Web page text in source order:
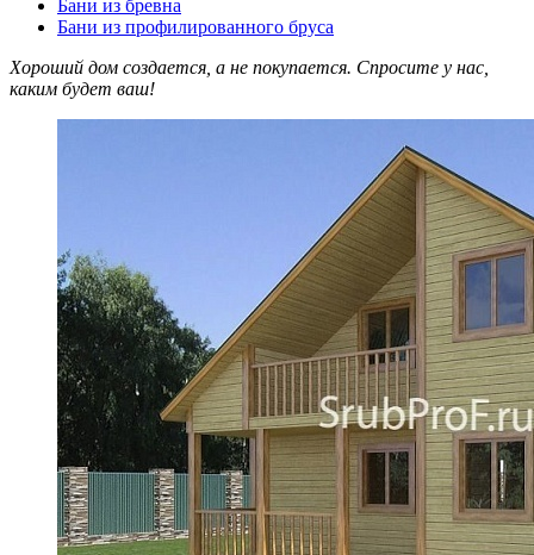
Бани из бревна
Бани из профилированного бруса
Хороший дом создается, а не покупается. Спросите у нас,
каким будет ваш!